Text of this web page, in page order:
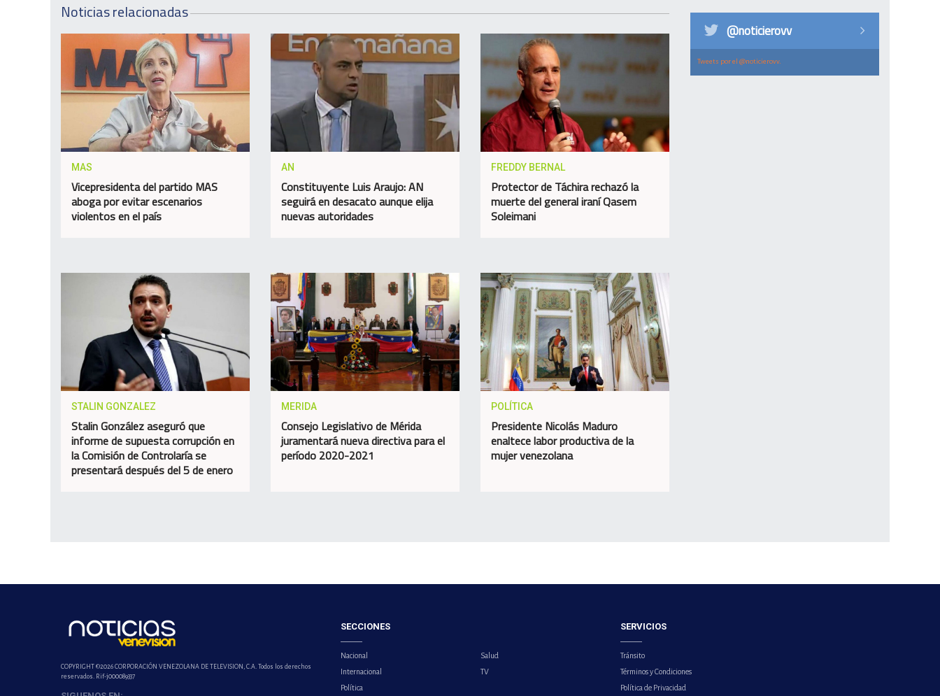
Noticias relacionadas
MAS
Vicepresidenta del partido MAS
aboga por evitar escenarios
violentos en el país
AN
Constituyente Luis Araujo: AN
seguirá en desacato aunque elija
nuevas autoridades
FREDDY BERNAL
Protector de Táchira rechazó la
muerte del general iraní Qasem
Soleimani
STALIN GONZALEZ
Stalin González aseguró que
informe de supuesta corrupción en
la Comisión de Controlaría se
presentará después del 5 de enero
MERIDA
Consejo Legislativo de Mérida
juramentará nueva directiva para el
período 2020-2021
POLÍTICA
Presidente Nicolás Maduro
enaltece labor productiva de la
mujer venezolana
@noticierovv
Tweets por el @noticierovv.
COPYRIGHT ©2026 CORPORACIÓN VENEZOLANA DE TELEVISION, C.A. Todos los derechos
reservados. Rif-j000089337
SECCIONES
Nacional
Internacional
Política
Salud
TV
SERVICIOS
Tránsito
Términos y Condiciones
Política de Privacidad